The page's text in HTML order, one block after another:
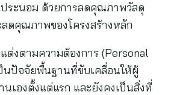
ระนอม ด้วยการลดคุณภาพวัสดุ
ดคุณภาพของโครงสร้างหลัก
ต่งตามความต้องการ (Personal
นปัจจัยพื้นฐานที่ขับเคลื่อนให้ผู้
นเองตั้งแต่แรก และยังคงเป็นสิ่งที่